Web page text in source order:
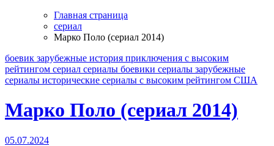
Главная страница
сериал
Марко Поло (сериал 2014)
боевик зарубежные история приключения с высоким
рейтингом сериал сериалы боевики сериалы зарубежные
сериалы исторические сериалы с высоким рейтингом США
Марко Поло (сериал 2014)
05.07.2024